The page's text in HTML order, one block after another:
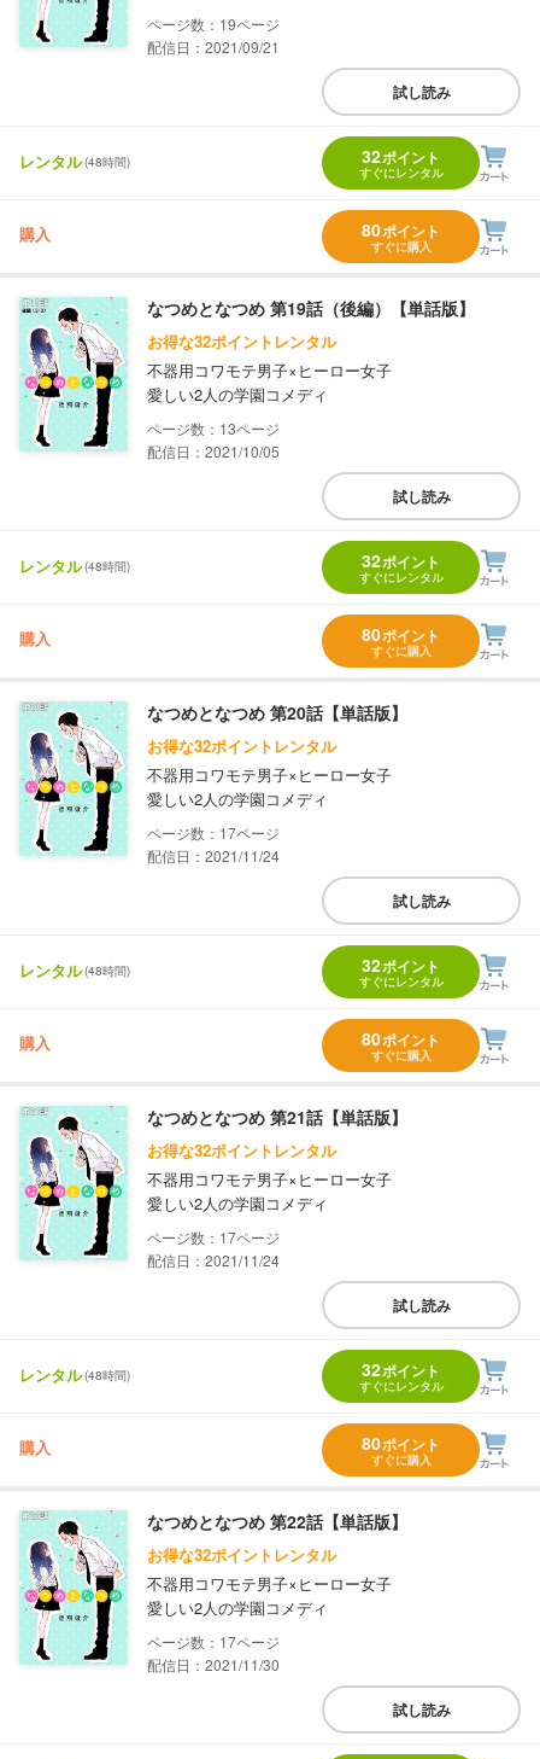
19
配信日：2021/09/21
試し読み
レンタル(48時間) 32ポイント
すぐにレンタル
購入 80ポイント
すぐに購入
なつめとなつめ 第19話（後編）【単話版】
お得な32ポイントレンタル
不器用コワモテ男子×ヒーロー女子
愛しい2人の学園コメディ
13
配信日：2021/10/05
試し読み
レンタル(48時間) 32ポイント
すぐにレンタル
購入 80ポイント
すぐに購入
なつめとなつめ 第20話【単話版】
お得な32ポイントレンタル
不器用コワモテ男子×ヒーロー女子
愛しい2人の学園コメディ
17
配信日：2021/11/24
試し読み
レンタル(48時間) 32ポイント
すぐにレンタル
購入 80ポイント
すぐに購入
なつめとなつめ 第21話【単話版】
お得な32ポイントレンタル
不器用コワモテ男子×ヒーロー女子
愛しい2人の学園コメディ
17
配信日：2021/11/24
試し読み
レンタル(48時間) 32ポイント
すぐにレンタル
購入 80ポイント
すぐに購入
なつめとなつめ 第22話【単話版】
お得な32ポイントレンタル
不器用コワモテ男子×ヒーロー女子
愛しい2人の学園コメディ
17
配信日：2021/11/30
試し読み